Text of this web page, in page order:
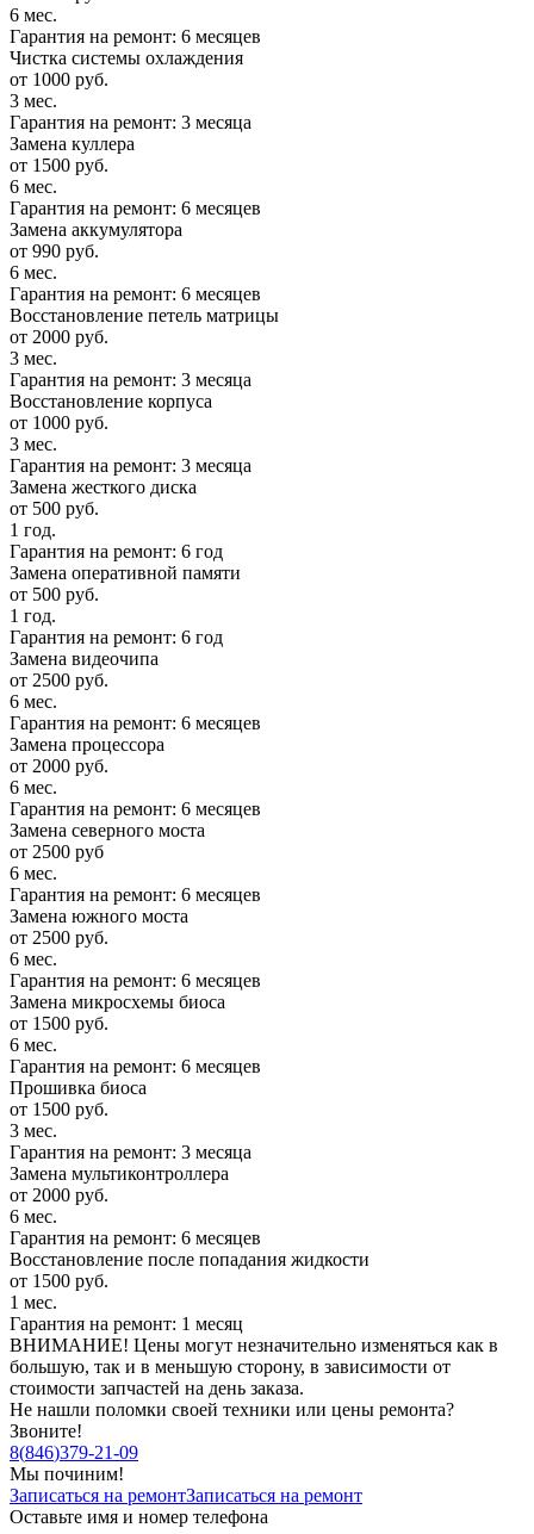
6 мес.
Гарантия на ремонт: 6 месяцев
Чистка системы охлаждения
от 1000 руб.
3 мес.
Гарантия на ремонт: 3 месяца
Замена куллера
от 1500 руб.
6 мес.
Гарантия на ремонт: 6 месяцев
Замена аккумулятора
от 990 руб.
6 мес.
Гарантия на ремонт: 6 месяцев
Восстановление петель матрицы
от 2000 руб.
3 мес.
Гарантия на ремонт: 3 месяца
Восстановление корпуса
от 1000 руб.
3 мес.
Гарантия на ремонт: 3 месяца
Замена жесткого диска
от 500 руб.
1 год.
Гарантия на ремонт: 6 год
Замена оперативной памяти
от 500 руб.
1 год.
Гарантия на ремонт: 6 год
Замена видеочипа
от 2500 руб.
6 мес.
Гарантия на ремонт: 6 месяцев
Замена процессора
от 2000 руб.
6 мес.
Гарантия на ремонт: 6 месяцев
Замена северного моста
от 2500 руб
6 мес.
Гарантия на ремонт: 6 месяцев
Замена южного моста
от 2500 руб.
6 мес.
Гарантия на ремонт: 6 месяцев
Замена микросхемы биоса
от 1500 руб.
6 мес.
Гарантия на ремонт: 6 месяцев
Прошивка биоса
от 1500 руб.
3 мес.
Гарантия на ремонт: 3 месяца
Замена мультиконтроллера
от 2000 руб.
6 мес.
Гарантия на ремонт: 6 месяцев
Восстановление после попадания жидкости
от 1500 руб.
1 мес.
Гарантия на ремонт: 1 месяц
ВНИМАНИЕ! Цены могут незначительно изменяться как в
большую, так и в меньшую сторону, в зависимости от
стоимости запчастей на день заказа.
Не нашли поломки своей техники или цены ремонта?
Звоните!
8(846)379-21-09
Мы починим!
Записаться на ремонтЗаписаться на ремонт
Оставьте имя и номер телефона